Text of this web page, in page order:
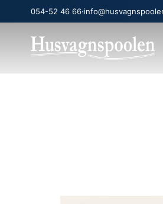
054-52 46 66·